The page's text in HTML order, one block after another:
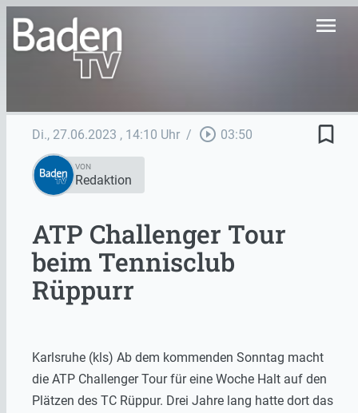
menu
Di., 27.06.2023 , 14:10 Uhr / play_circle_outline 03:50 bookmark_border
VON
Redaktion
ATP Challenger Tour
beim Tennisclub
Rüppurr
Karlsruhe (kls) Ab dem kommenden Sonntag macht
die ATP Challenger Tour für eine Woche Halt auf den
Plätzen des TC Rüppur. Drei Jahre lang hatte dort das